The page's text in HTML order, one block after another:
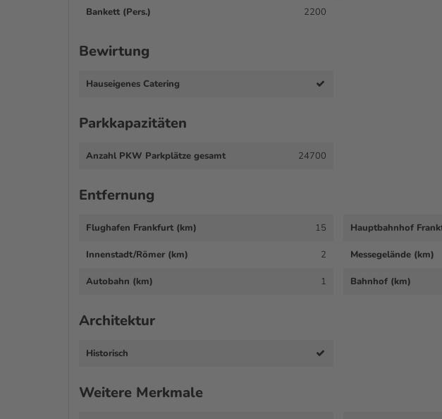
Bankett (Pers.) 2200
Bewirtung
Hauseigenes Catering
Parkkapazitäten
Anzahl PKW Parkplätze gesamt 24700
Entfernung
Flughafen Frankfurt (km) 15 Hauptbahnhof
Innenstadt/Römer (km) 2 Messegelände (km)
Autobahn (km) 1 Bahnhof (km)
Architektur
Historisch
Weitere Merkmale